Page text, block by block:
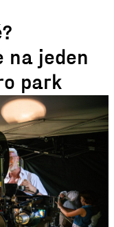
na jeden
park